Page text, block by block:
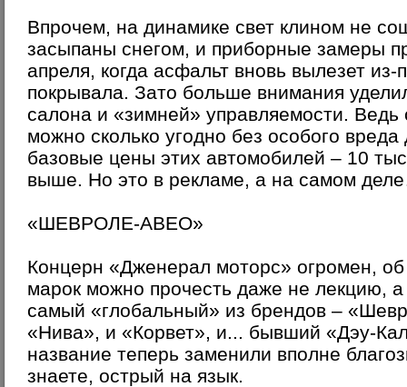
Впрочем, на динамике свет клином не
засыпаны снегом, и приборные замеры
апреля, когда асфальт вновь вылезет из-
покрывала. Зато больше внимания
салона и «зимней» управляемости. Ведь
можно сколько угодно без особого
базовые цены этих автомобилей – 10
выше. Но это в рекламе, а на самом
«ШЕВРОЛЕ-АВЕО»
Концерн «Дженерал моторс» огромен, об
марок можно прочесть даже не лекцию,
самый «глобальный» из брендов –
«Нива», и «Корвет», и... бывший «Дэу-
название теперь заменили вполне
знаете, острый на язык.